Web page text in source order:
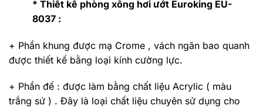
* Thiết kế phòng xông hơi ướt Euroking EU-
8037 :
+ Phần khung được mạ Crome , vách ngăn bao quanh
được thiết kế bằng loại kính cường lực.
+ Phần đế : được làm bằng chất liệu Acrylic ( màu
trắng sứ ) . Đây là loại chất liệu chuyên sử dụng cho